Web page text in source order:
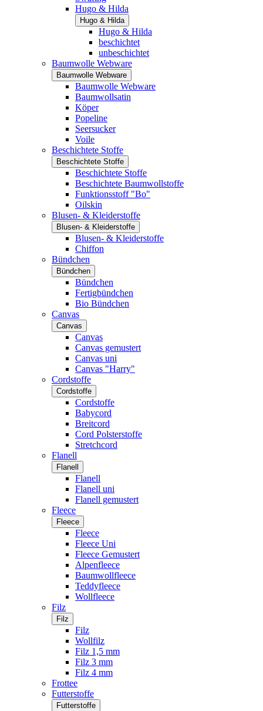
Hugo & Hilda
Hugo & Hilda
Hugo & Hilda
beschichtet
unbeschichtet
Baumwolle Webware
Baumwolle Webware
Baumwolle Webware
Baumwollsatin
Köper
Popeline
Seersucker
Voile
Beschichtete Stoffe
Beschichtete Stoffe
Beschichtete Stoffe
Beschichtete Baumwollstoffe
Funktionsstoff "Bo"
Oilskin
Blusen- & Kleiderstoffe
Blusen- & Kleiderstoffe
Blusen- & Kleiderstoffe
Chiffon
Bündchen
Bündchen
Bündchen
Fertigbündchen
Bio Bündchen
Canvas
Canvas
Canvas
Canvas gemustert
Canvas uni
Canvas "Harry"
Cordstoffe
Cordstoffe
Cordstoffe
Babycord
Breitcord
Cord Polsterstoffe
Stretchcord
Flanell
Flanell
Flanell
Flanell uni
Flanell gemustert
Fleece
Fleece
Fleece
Fleece Uni
Fleece Gemustert
Alpenfleece
Baumwollfleece
Teddyfleece
Wollfleece
Filz
Filz
Filz
Wollfilz
Filz 1,5 mm
Filz 3 mm
Filz 4 mm
Frottee
Futterstoffe
Futterstoffe